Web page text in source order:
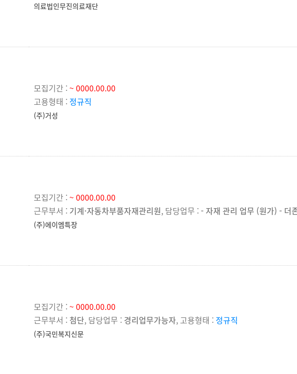
의료법인무진의료재단
모집기간 : ~ 0000.00.00
고용형태 : 정규직
(주)거성
모집기간 : ~ 0000.00.00
근무부서 : 기계·자동차부품자재관리원, 담당업무 : - 자재 관리 업무 (원가) - 더
(주)에이엠특장
모집기간 : ~ 0000.00.00
근무부서 : 첨단, 담당업무 : 경리업무가능자, 고용형태 : 정규직
(주)국민복지신문